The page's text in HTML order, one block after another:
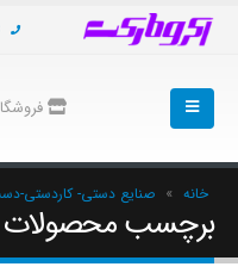
خانه » صنایع دستی- کاردستی-
برچسب محصولات